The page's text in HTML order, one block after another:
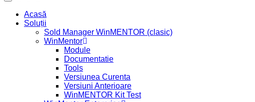
Acasă
Soluții
Sold Manager WinMENTOR (clasic)
WinMentor
Module
Documentatie
Tools
Versiunea Curenta
Versiuni Anterioare
WinMENTOR Kit Test